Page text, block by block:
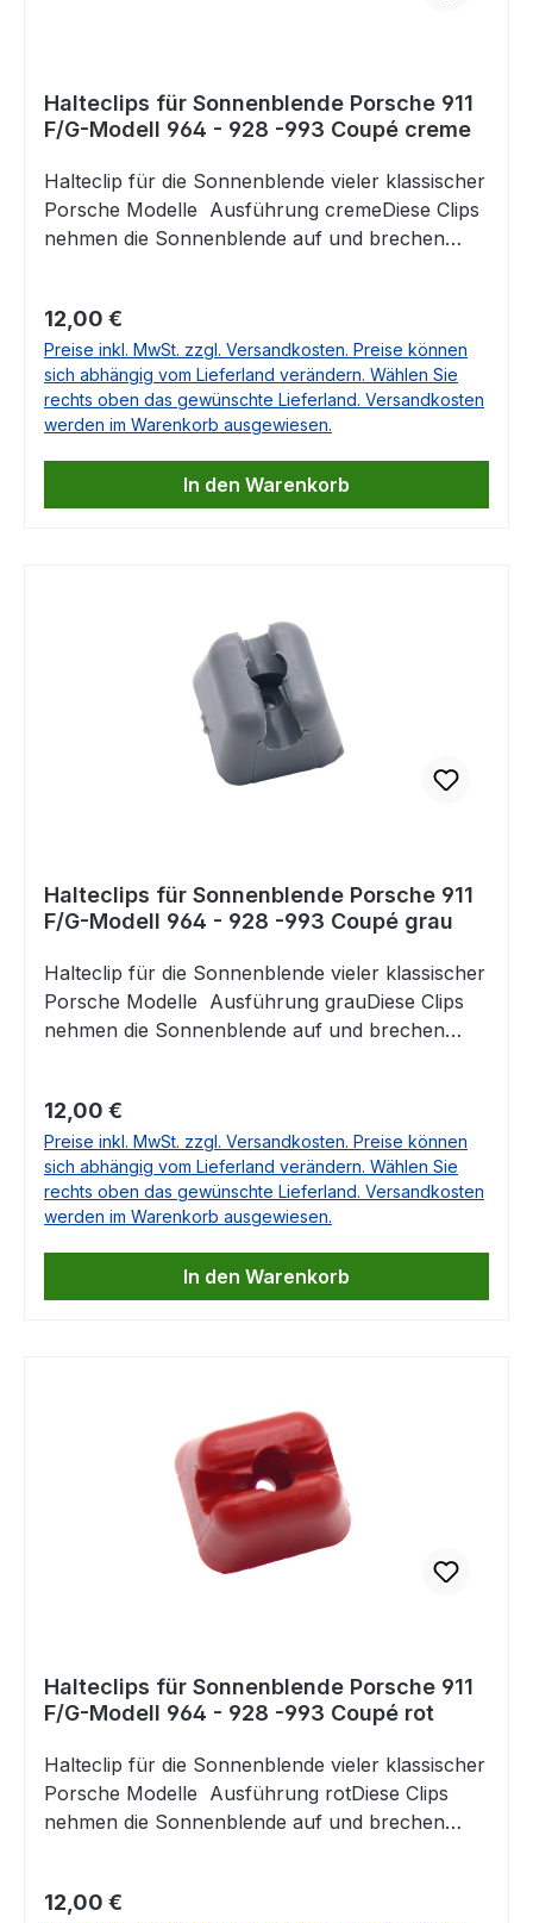
Halteclips für Sonnenblende Porsche 911
F/G-Modell 964 - 928 -993 Coupé creme
Halteclip für die Sonnenblende vieler klassischer
Porsche Modelle Ausführung cremeDiese Clips
nehmen die Sonnenblende auf und brechen
für Porsche 911 F-ModellPorsche 911 G-
ModellPorsche 928Porsche 964Porsche
993ACHTUNG: Dieser Clip passt nur in die
Coupés! 1 Set = 2 Stück Vergleichbar mit
Artikel 91173133100911 731 331 00911.731.331.00
Regulärer Preis:
12,00 €
Preise inkl. MwSt. zzgl. Versandkosten. Preise können
sich abhängig vom Lieferland verändern. Wählen Sie
rechts oben das gewünschte Lieferland. Versandkosten
werden im Warenkorb ausgewiesen.
In den Warenkorb
Halteclips für Sonnenblende Porsche 911
F/G-Modell 964 - 928 -993 Coupé grau
Halteclip für die Sonnenblende vieler klassischer
Porsche Modelle Ausführung grauDiese Clips
nehmen die Sonnenblende auf und brechen
für Porsche 911 F-ModellPorsche 911 G-
ModellPorsche 928Porsche 964Porsche
993ACHTUNG: Dieser Clip passt nur in die
Coupés! 1 Set = 2 Stück Vergleichbar mit
Artikel 91173133100911 731 331 00911.731.331.00
Regulärer Preis:
12,00 €
Preise inkl. MwSt. zzgl. Versandkosten. Preise können
sich abhängig vom Lieferland verändern. Wählen Sie
rechts oben das gewünschte Lieferland. Versandkosten
werden im Warenkorb ausgewiesen.
In den Warenkorb
Halteclips für Sonnenblende Porsche 911
F/G-Modell 964 - 928 -993 Coupé rot
Halteclip für die Sonnenblende vieler klassischer
Porsche Modelle Ausführung rotDiese Clips
nehmen die Sonnenblende auf und brechen
für Porsche 911 F-ModellPorsche 911 G-
Regulärer Preis:
12,00 €